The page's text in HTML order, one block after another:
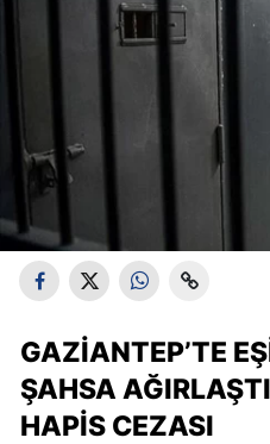
GAZIANTEP’TE
ŞAHSA
HAPIS CEZASI